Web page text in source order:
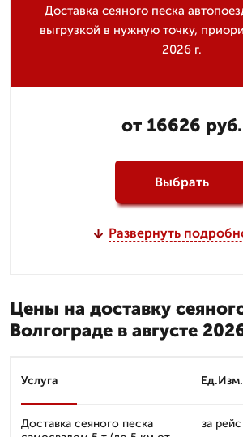
Доставка сеяного песка
выгрузкой в нужную точку,
2026 г.
от 16626 руб.
Выбрать
Развернуть
Цены на доставку
Волгограде в августе
Услуга Ед.Изм.
Доставка сеяного песка
за рейс